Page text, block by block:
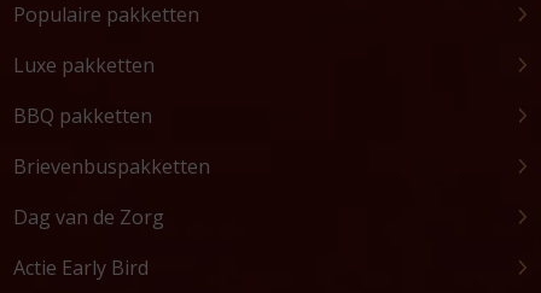
Populaire pakketten
Luxe pakketten
BBQ pakketten
Brievenbuspakketten
Dag van de Zorg
Actie Early Bird